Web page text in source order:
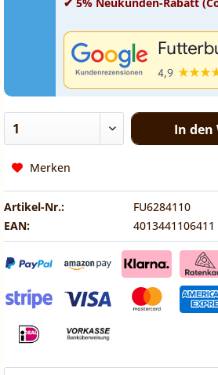
In den
Merken
Artikel-Nr.:
FU6284110
EAN:
4013441106411